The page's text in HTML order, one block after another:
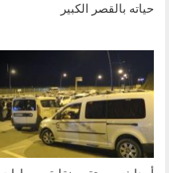
حياته بالقصر الكبير